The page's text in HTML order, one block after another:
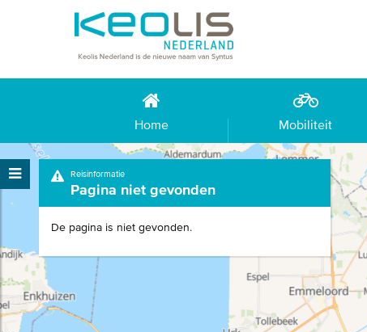
Home Mobiliteit
Reisinformatie
Pagina niet gevonden
De pagina is niet gevonden.